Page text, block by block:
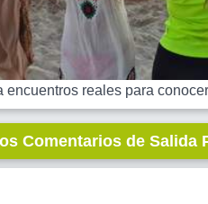
encuentros reales para
Comentarios de Salida